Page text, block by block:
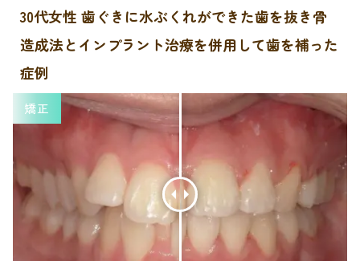
30代女性 歯ぐきに水ぶくれができた歯を抜き骨
造成法とインプラント治療を併用して歯を補った
症例
矯正